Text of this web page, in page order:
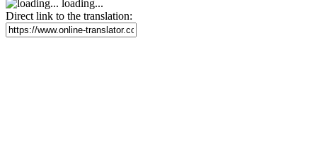
loading...
Direct link to the translation: